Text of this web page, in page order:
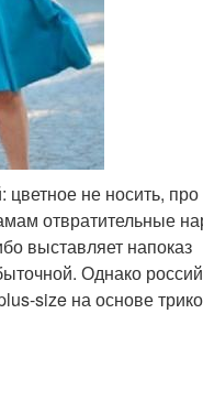
не носить, про
отвратительные
выставляет напоказ
Однако
size на основе